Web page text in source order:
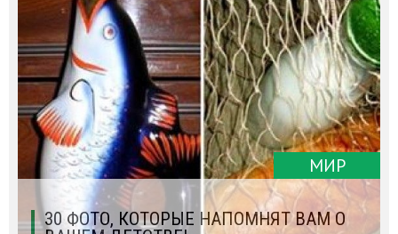
МИР
30 ФОТО, КОТОРЫЕ НАПОМНЯТ ВАМ О